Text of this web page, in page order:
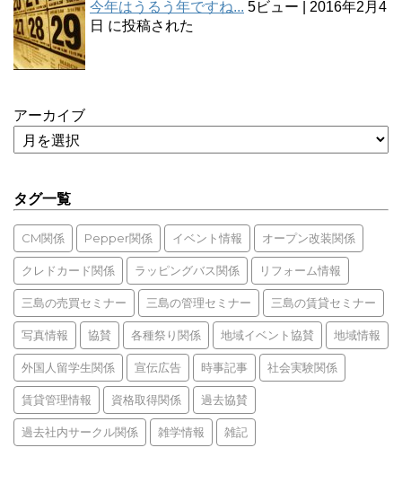
今年はうるう年ですね... 5ビュー
2016年2月4
日 に投稿された
アーカイブ
タグ一覧
CM関係 Pepper関係 イベント情報 オープン改装関係
クレドカード関係 ラッピングバス関係 リフォーム情報
三島の売買セミナー 三島の管理セミナー 三島の賃貸セミナー
写真情報 協賛 各種祭り関係 地域イベント協賛 地域情報
外国人留学生関係 宣伝広告 時事記事 社会実験関係
賃貸管理情報 資格取得関係 過去協賛
過去社内サークル関係 雑学情報 雑記